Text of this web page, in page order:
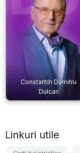
Constantin Dumitru
Dulcan
Linkuri utile